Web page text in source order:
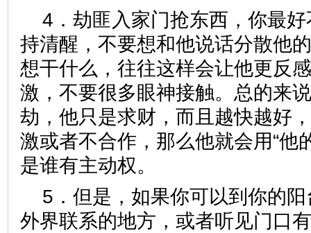
4．劫匪入家门抢东西，你最
持清醒，不要想和他说话分散他
想干什么，往往这样会让他更反
激，不要很多眼神接触。总的来
劫，他只是求财，而且越快越好
激或者不合作，那么他就会用“他
是谁有主动权。
5．但是，如果你可以到你的
外界联系的地方，或者听见门口